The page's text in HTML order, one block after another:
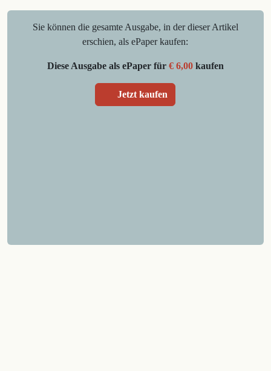
Sie können die gesamte Ausgabe, in der dieser Artikel
erschien, als ePaper kaufen:
Diese Ausgabe als ePaper für € 6,00kaufen
Jetzt kaufen